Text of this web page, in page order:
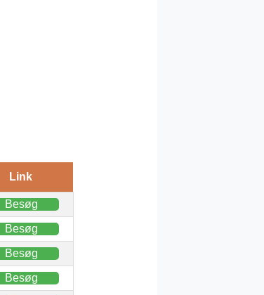
Link
Besøg
Besøg
Besøg
Besøg